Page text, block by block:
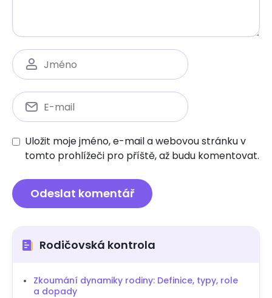
Uložit moje jméno, e-mail a webovou stránku v
tomto prohlížeči pro příště, až budu komentovat.
Rodičovská kontrola
Zkoumání dynamiky rodiny: Definice, typy, role
a dopady